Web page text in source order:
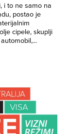
i to ne samo na
postao je
cipele, skuplji